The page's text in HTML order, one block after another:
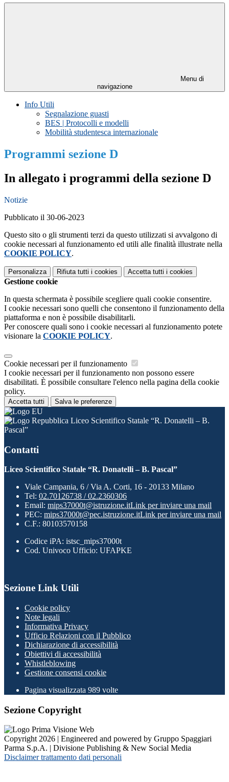
Menu di
navigazione
Info Utili
Segnalazione guasti
BES | Protocolli e modelli
Mobilità studentesca internazionale
Programmi sezione D
In allegato i programmi della sezione D
Notizie
Pubblicato il 30-06-2023
Questo sito o gli strumenti terzi da questo utilizzati si avvalgono di
cookie necessari al funzionamento ed utili alle finalità illustrate nella
COOKIE POLICY.
Personalizza Rifiuta tutti i cookies Accetta tutti i cookies
Gestione cookie
In questa schermata è possibile scegliere quali cookie consentire.
I cookie necessari sono quelli che consentono il funzionamento della
piattaforma e non è possibile disabilitarli.
Per conoscere quali sono i cookie necessari al funzionamento potete
visionare la COOKIE POLICY.
Cookie necessari per il funzionamento
I cookie necessari per il funzionamento non possono essere
disabilitati. È possibile consultare l'elenco nella pagina della cookie
policy.
Accetta tutti Salva le preferenze
Liceo Scientifico Statale “R. Donatelli – B.
Pascal”
Contatti
Liceo Scientifico Statale “R. Donatelli – B. Pascal”
Viale Campania, 6 / Via A. Corti, 16 - 20133 Milano
Tel: 02.70126738 / 02.2360306
Email: mips37000t@istruzione.itLink per inviare una mail
PEC: mips37000t@pec.istruzione.itLink per inviare una mail
C.F.: 80103570158
Codice iPA: istsc_mips37000t
Cod. Univoco Ufficio: UFAPKE
Sezione Link Utili
Cookie policy
Note legali
Informativa Privacy
Ufficio Relazioni con il Pubblico
Dichiarazione di accessibilità
Obiettivi di accessibilità
Whistleblowing
Gestione consensi cookie
Pagina visualizzata 989 volte
Sezione Copyright
Copyright 2026 | Engineered and powered by Gruppo Spaggiari
Parma S.p.A. | Divisione Publishing & New Social Media
Disclaimer trattamento dati personali